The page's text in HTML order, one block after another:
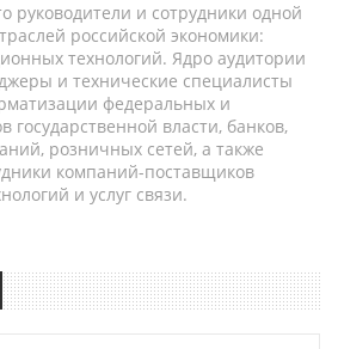
руководители и сотрудники одной
российской экономики:
технологий. Ядро аудитории
и технические специалисты
федеральных и
государственной власти, банков,
розничных сетей, а также
компаний-поставщиков
и услуг связи.